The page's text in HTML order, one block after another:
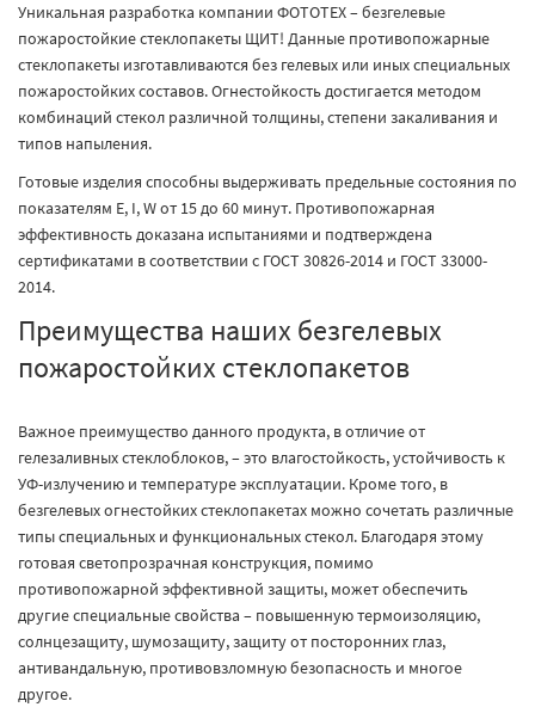
Уникальная разработка компании ФОТОТЕХ – безгелевые
пожаростойкие стеклопакеты ЩИТ! Данные противопожарные
стеклопакеты изготавливаются без гелевых или иных специальных
пожаростойких составов. Огнестойкость достигается методом
комбинаций стекол различной толщины, степени закаливания и
типов напыления.
Готовые изделия способны выдерживать предельные состояния по
показателям E, I, W от 15 до 60 минут. Противопожарная
эффективность доказана испытаниями и подтверждена
сертификатами в соответствии с ГОСТ 30826-2014 и ГОСТ 33000-
2014.
Преимущества наших безгелевых
пожаростойких стеклопакетов
Важное преимущество данного продукта, в отличие от
гелезаливных стеклоблоков, – это влагостойкость, устойчивость к
УФ-излучению и температуре эксплуатации. Кроме того, в
безгелевых огнестойких стеклопакетах можно сочетать различные
типы специальных и функциональных стекол. Благодаря этому
готовая светопрозрачная конструкция, помимо
противопожарной эффективной защиты, может обеспечить
другие специальные свойства – повышенную термоизоляцию,
солнцезащиту, шумозащиту, защиту от посторонних глаз,
антивандальную, противовзломную безопасность и многое
другое.